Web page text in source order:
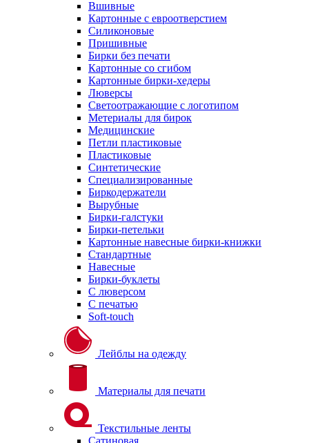
Вшивные
Картонные с евроотверстием
Силиконовые
Пришивные
Бирки без печати
Картонные со сгибом
Картонные бирки-хедеры
Люверсы
Светоотражающие с логотипом
Метериалы для бирок
Медицинские
Петли пластиковые
Пластиковые
Синтетические
Специализированные
Биркодержатели
Вырубные
Бирки-галстуки
Бирки-петельки
Картонные навесные бирки-книжки
Стандартные
Навесные
Бирки-буклеты
С люверсом
С печатью
Soft-touch
Лейблы на одежду
Материалы для печати
Текстильные ленты
Сатиновая